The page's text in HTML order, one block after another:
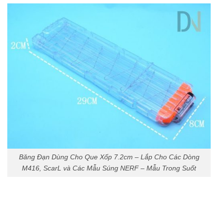
Băng Đạn Dùng Cho Que Xốp 7.2cm – Lắp Cho Các Dòng
M416, ScarL và Các Mẫu Súng NERF – Mẫu Trong Suốt